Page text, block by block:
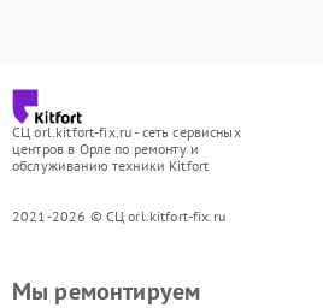
СЦ orl.kitfort-fix.ru - сеть сервисных
центров в Орле по ремонту и
обслуживанию техники Kitfort
2021-2026 © СЦ orl.kitfort-fix.ru
Мы ремонтируем